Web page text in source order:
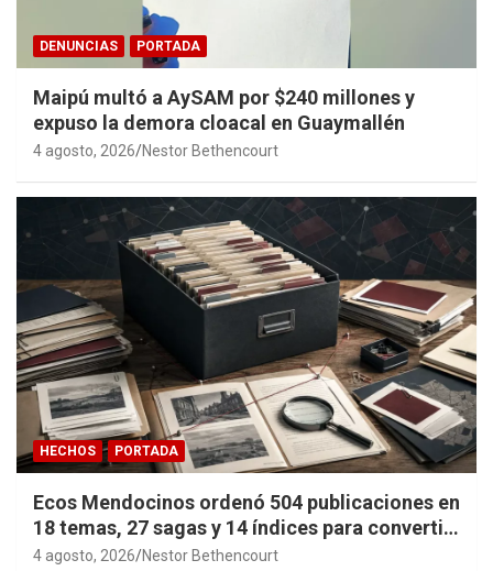
DENUNCIAS PORTADA
Maipú multó a AySAM por $240 millones y
expuso la demora cloacal en Guaymallén
4 agosto, 2026 Nestor Bethencourt
HECHOS PORTADA
Ecos Mendocinos ordenó 504 publicaciones en
18 temas, 27 sagas y 14 índices para convertir
años de investigación en memoria pública
4 agosto, 2026 Nestor Bethencourt